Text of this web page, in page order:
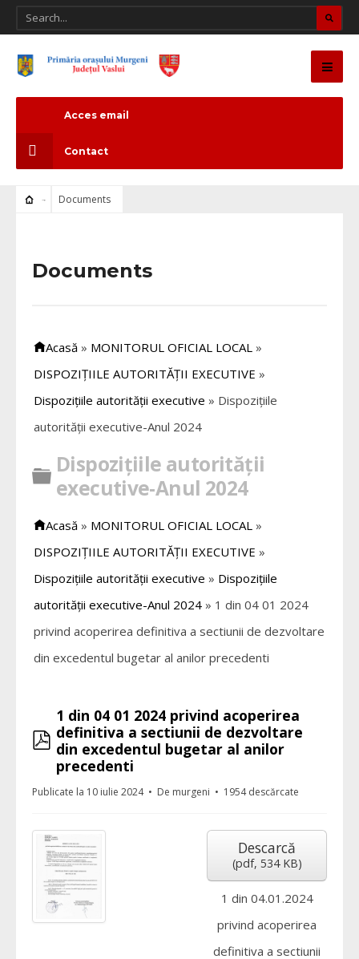
Acces email
Contact
Documents
Documents
Acasă » MONITORUL OFICIAL LOCAL »
DISPOZIȚIILE AUTORITĂȚII EXECUTIVE »
Dispozițiile autorității executive » Dispozițiile
autorității executive-Anul 2024
Director
Dispozițiile autorității
executive-Anul 2024
Acasă » MONITORUL OFICIAL LOCAL »
DISPOZIȚIILE AUTORITĂȚII EXECUTIVE »
Dispozițiile autorității executive » Dispozițiile
autorității executive-Anul 2024 » 1 din 04 01 2024
privind acoperirea definitiva a sectiunii de dezvoltare
din excedentul bugetar al anilor precedenti
pdf
1 din 04 01 2024 privind acoperirea
definitiva a sectiunii de dezvoltare
din excedentul bugetar al anilor
precedenti
Publicate la 10 iulie 2024 De murgeni 1954 descărcate
Descarcă
(pdf, 534 KB)
1 din 04.01.2024
privind acoperirea
definitiva a sectiunii